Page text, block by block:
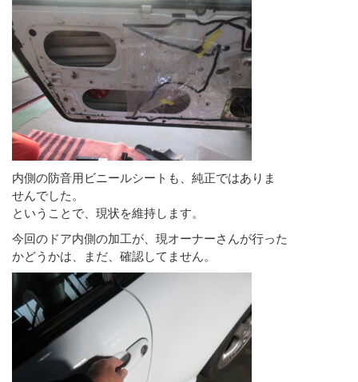
内側の防音用ビニールシートも、純正ではありま
せんでした。
ということで、現状を維持します。
今回のドア内側の加工が、現オーナーさんが行った
かどうかは、まだ、確認してません。